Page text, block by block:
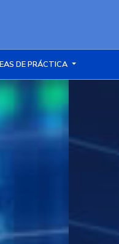
DE PRÁCTICA